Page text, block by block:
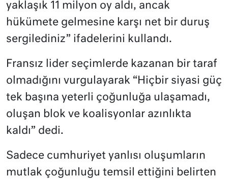
yaklaşık 11 milyon oy aldı, ancak
hükümete gelmesine karşı net bir duruş
sergilediniz” ifadelerini kullandı.
Fransız lider seçimlerde kazanan bir taraf
olmadığını vurgulayarak “Hiçbir siyasi güç
tek başına yeterli çoğunluğa ulaşamadı,
oluşan blok ve koalisyonlar azınlıkta
kaldı” dedi.
Sadece cumhuriyet yanlısı oluşumların
mutlak çoğunluğu temsil ettiğini belirten